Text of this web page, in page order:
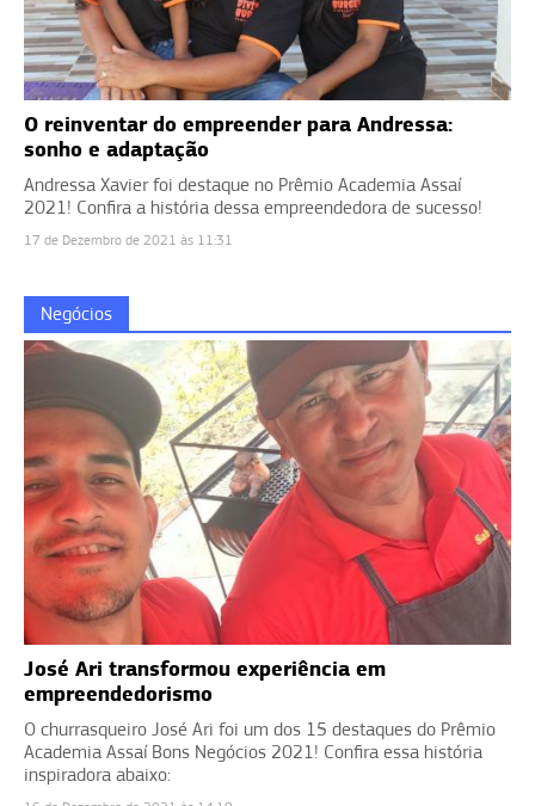
O reinventar do empreender para Andressa:
sonho e adaptação
Andressa Xavier foi destaque no Prêmio Academia Assaí
2021! Confira a história dessa empreendedora de sucesso!
17 de Dezembro de 2021 às 11:31
Negócios
José Ari transformou experiência em
empreendedorismo
O churrasqueiro José Ari foi um dos 15 destaques do Prêmio
Academia Assaí Bons Negócios 2021! Confira essa história
inspiradora abaixo: